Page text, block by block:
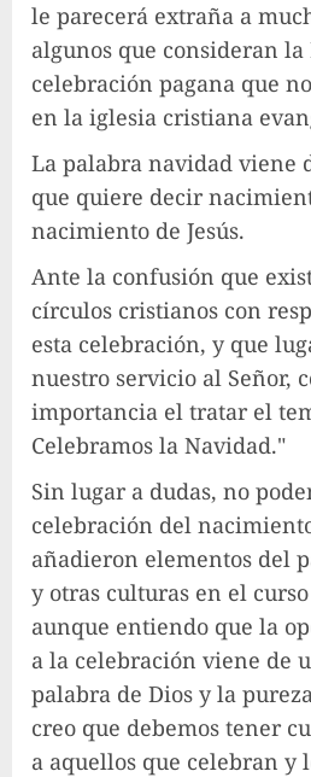
le parecerá extraña a
algunos que consideran
celebración pagana que
en la iglesia cristiana
La palabra navidad viene
que quiere decir
nacimiento de Jesús.
Ante la confusión que
círculos cristianos con
esta celebración, y que
nuestro servicio al Señor,
importancia el tratar el
Celebramos la Navidad."
Sin lugar a dudas, no
celebración del
añadieron elementos del
y otras culturas en el
aunque entiendo que la
a la celebración viene de
palabra de Dios y la
creo que debemos tener
a aquellos que celebran y